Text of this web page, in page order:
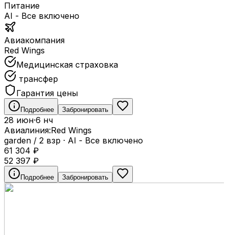
Питание
AI - Все включено
Авиакомпания
Red Wings
Медицинская страховка
трансфер
Гарантия цены
Подробнее Забронировать
28 июн·6 нч
Авиалиния:Red Wings
garden / 2 взр · AI - Все включено
61 304 ₽
52 397 ₽
Подробнее Забронировать